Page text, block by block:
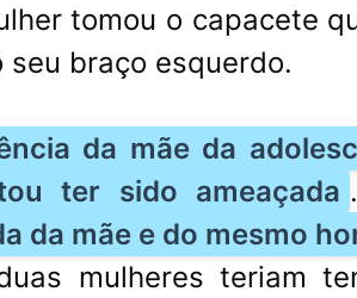
tomou o capacete
braço esquerdo.
da mãe da
ter sido ameaçada
da mãe e do mesmo
mulheres teriam